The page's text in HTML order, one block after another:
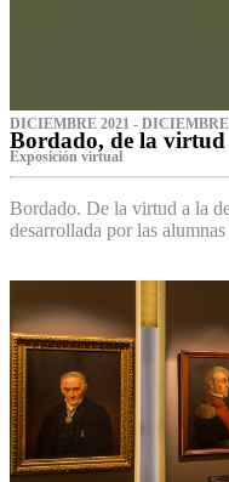
DICIEMBRE 2021 - DICIEMBRE
Bordado, de la virtud
Exposición virtual‌
Bordado. De la virtud a la
desarrollada por las